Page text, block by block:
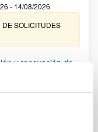
- 14/08/2026
SOLICITUDES
y renovación de
en la
provisional de